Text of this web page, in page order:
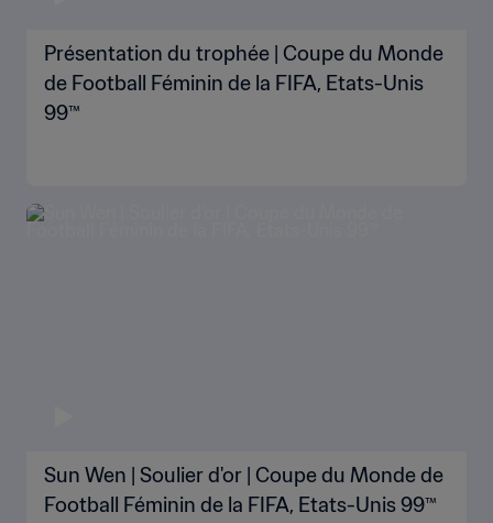
Présentation du trophée | Coupe du Monde
de Football Féminin de la FIFA, Etats-Unis
99™
Sun Wen | Soulier d'or | Coupe du Monde de
Football Féminin de la FIFA, Etats-Unis 99™